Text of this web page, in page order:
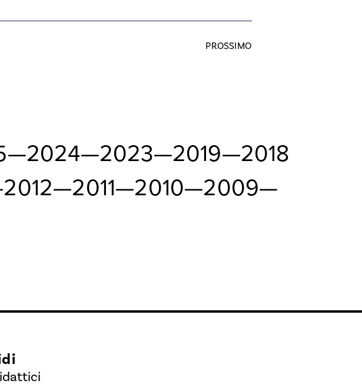
PROSSIMO
—2024—2023—2019—2018
2012—2011—2010—2009—